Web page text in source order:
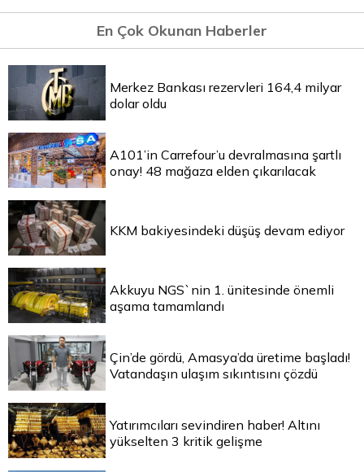
En Çok Okunan Haberler
Merkez Bankası rezervleri 164,4 milyar
dolar oldu
A101’in Carrefour’u devralmasına şartlı
onay! 48 mağaza elden çıkarılacak
KKM bakiyesindeki düşüş devam ediyor
Akkuyu NGS`nin 1. ünitesinde önemli
aşama tamamlandı
Çin’de gördü, Amasya’da üretime başladı!
Vatandaşın ulaşım sıkıntısını çözdü
Yatırımcıları sevindiren haber! Altını
yükselten 3 kritik gelişme